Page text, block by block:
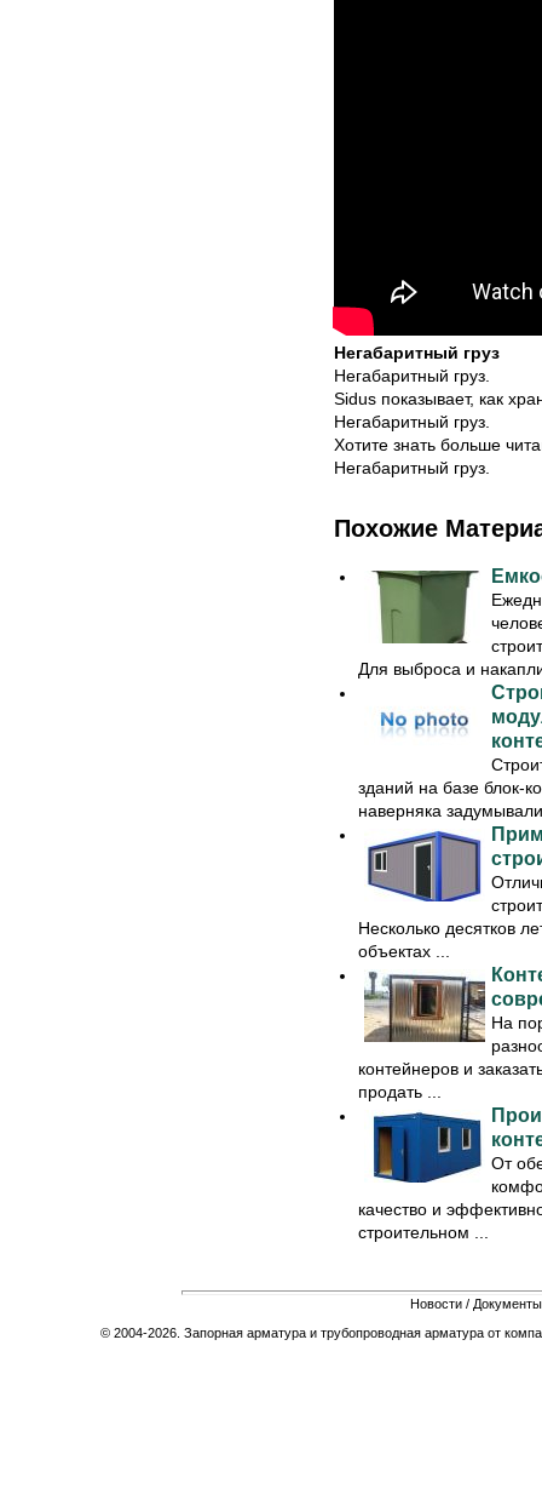
Негабаритный груз
Негабаритный груз.
Sidus показывает, как
Негабаритный груз.
Хотите знать больше
Негабаритный груз.
Похожие
Для выброса и
зданий на базе блок-
наверняка
Несколько десятков
объектах ...
На
контейнеров и
продать ...
От
качество и
строительном ...
Новости / Документы
© 2004-2026. Запорная арматура и трубопроводная арматура от